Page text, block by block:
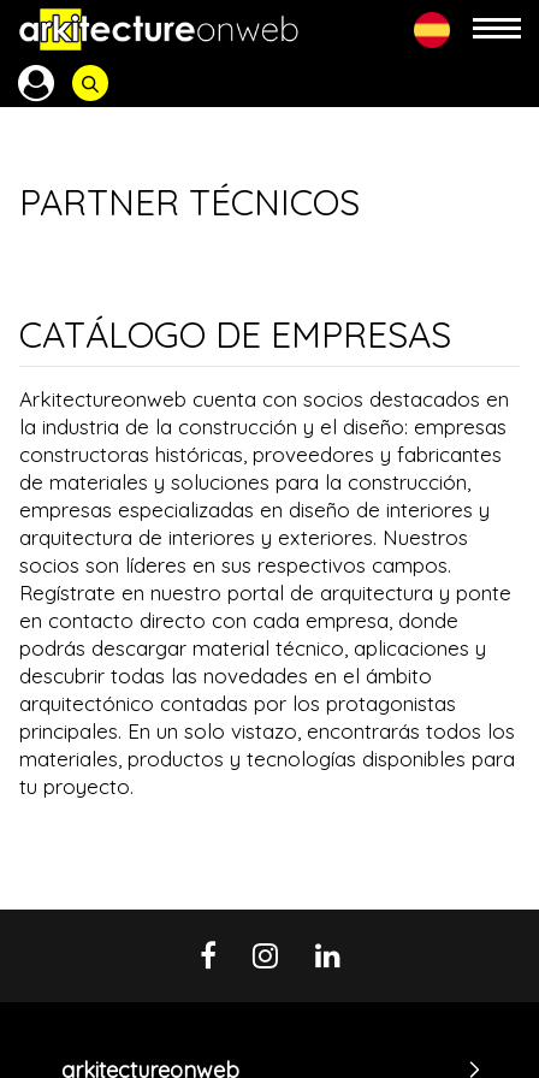
PARTNER TÉCNICOS
CATÁLOGO DE EMPRESAS
Arkitectureonweb cuenta con socios destacados en
la industria de la construcción y el diseño: empresas
constructoras históricas, proveedores y fabricantes
de materiales y soluciones para la construcción,
empresas especializadas en diseño de interiores y
arquitectura de interiores y exteriores. Nuestros
socios son líderes en sus respectivos campos.
Regístrate en nuestro portal de arquitectura y ponte
en contacto directo con cada empresa, donde
podrás descargar material técnico, aplicaciones y
descubrir todas las novedades en el ámbito
arquitectónico contadas por los protagonistas
principales. En un solo vistazo, encontrarás todos los
materiales, productos y tecnologías disponibles para
tu proyecto.
arkitectureonweb